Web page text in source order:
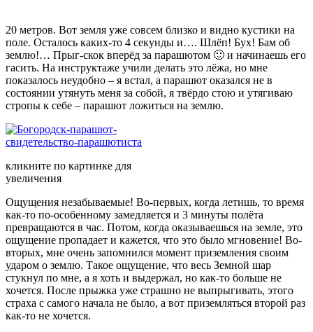
20 метров. Вот земля уже совсем близко и видно кустики на
поле. Осталось каких-то 4 секунды и…. Шлёп! Бух! Бам об
землю!… Прыг-скок вперёд за парашютом 🙂 и начинаешь его
гасить. На инструктаже учили делать это лёжа, но мне
показалось неудобно – я встал, а парашют оказался не в
состоянии утянуть меня за собой, я твёрдо стою и утягиваю
стропы к себе – парашют ложиться на землю.
кликните по картинке для
увеличения
Ощущения незабываемые! Во-первых, когда летишь, то время
как-то по-особенному замедляется и 3 минуты полёта
превращаются в час. Потом, когда оказываешься на земле, это
ощущение пропадает и кажется, что это было мгновение! Во-
вторых, мне очень запомнился момент приземления своим
ударом о землю. Такое ощущение, что весь Земной шар
стукнул по мне, а я хоть и выдержал, но как-то больше не
хочется. После прыжка уже страшно не выпрыгивать, этого
страха с самого начала не было, а вот приземляться второй раз
как-то не хочется.